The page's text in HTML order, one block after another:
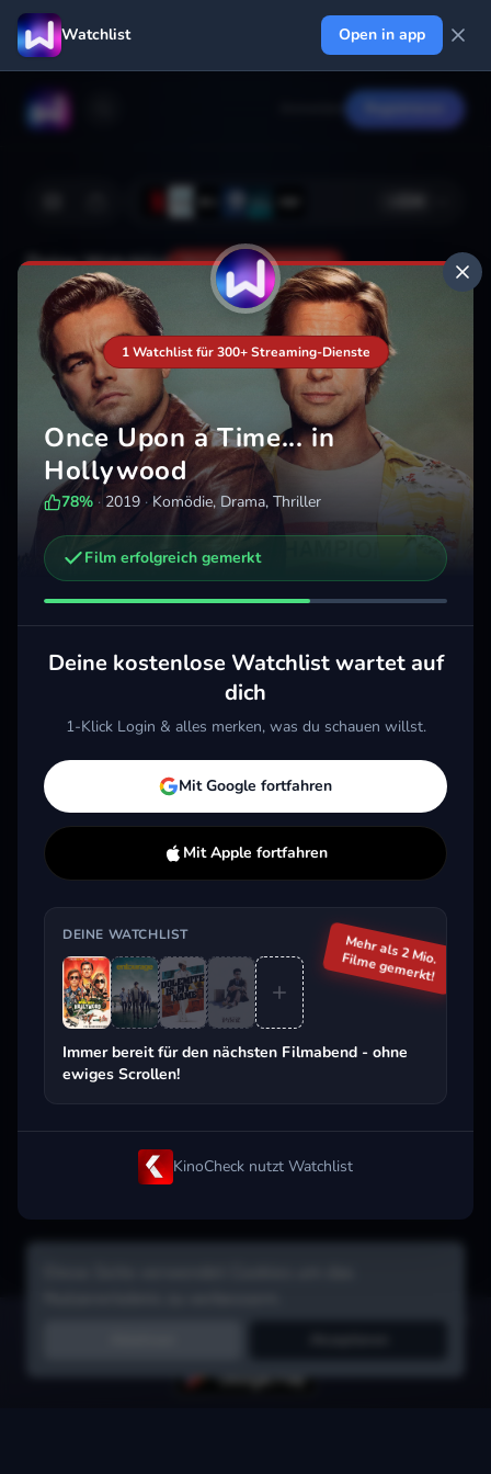
Watchlist Open in app
Deine Watchlist Noch nicht gespeichert
Hinzufügen
Weitere Trailer, die dich interessieren könnten
Entourage
2015 · Komödie, Drama
Merken
Mehr
Dolemite Is My Name
2019 · Komödie, Drama
Merken
Mehr
2017
Beliebt beim Streaming
Filme in Sekunden merken, Tipps von
1 Watchlist für 300+ Streaming-Dienste
Once Upon a Time... in
Hollywood
78% · 2019 · Komödie, Drama, Thriller
Film erfolgreich gemerkt
Deine kostenlose Watchlist wartet auf
dich
1-Klick Login & alles merken, was du schauen willst.
Mit Google fortfahren
Mit Apple fortfahren
DEINE WATCHLIST
Immer bereit für den nächsten Filmabend - ohne
ewiges Scrollen!
Mehr als 2 Mio.
Filme gemerkt!
KinoCheck nutzt Watchlist